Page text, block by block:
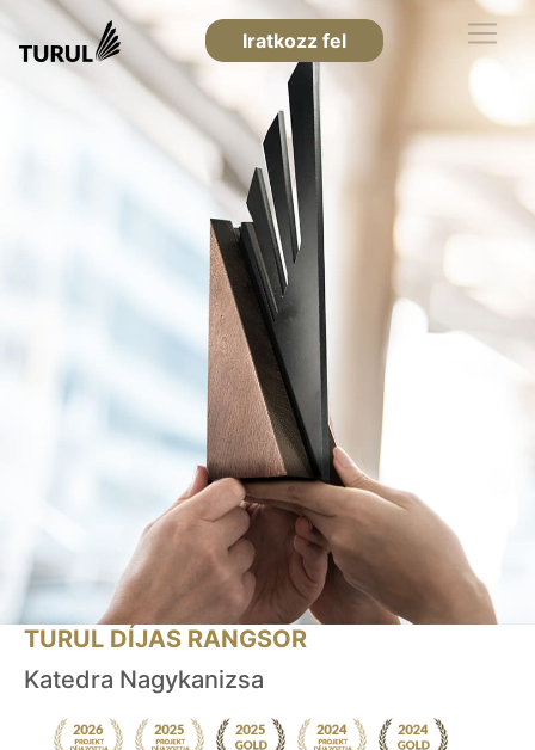
Iratkozz fel
TURUL DÍJAS RANGSOR
Katedra Nagykanizsa